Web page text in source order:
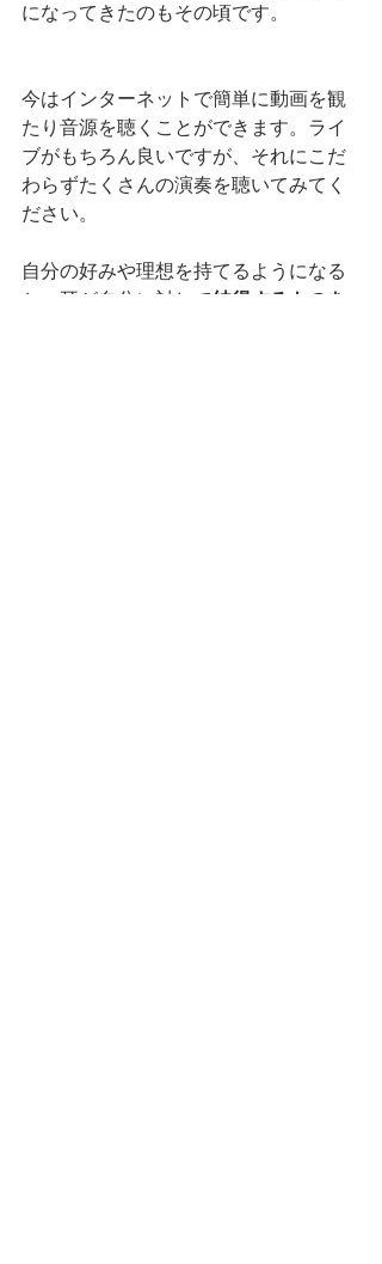
になってきたのもその頃です。
今はインターネットで簡単に動画を観
たり音源を聴くことができます。ライ
ブがもちろん良いですが、それにこだ
わらずたくさんの演奏を聴いてみてく
ださい。
自分の好みや理想を持てるようになる
と、耳が自分に対して 納得するものを